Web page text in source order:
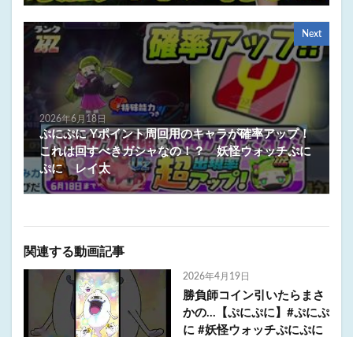
Next
2026年6月18日
ぷにぷに Yポイント周回用のキャラが確率アップ！
これは回すべきガシャなの！？ 妖怪ウォッチぷに
ぷに レイ太
関連する動画記事
2026年4月19日
勝負師コイン引いたらまさ
かの…【ぷにぷに】#ぷにぷ
に #妖怪ウォッチぷにぷに